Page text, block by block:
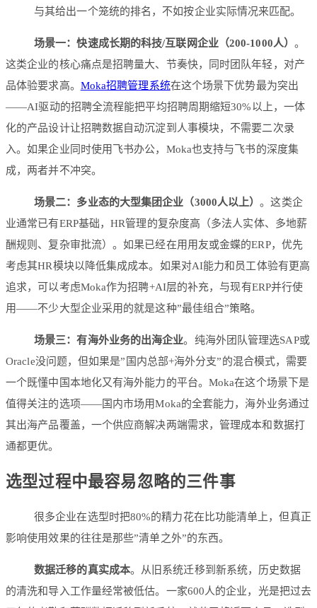
与其给出一个笼统的排名，不如按企业实际情况来匹配。
场景一：快速成长期的科技/互联网企业（200-1000人） 。
这类企业的核心痛点是招聘量大、节奏快，同时团队年轻，对产
品体验要求高。 Moka招聘管理系统在这个场景下优势最为突出
——AI驱动的招聘全流程能把平均招聘周期缩短30%以上，一体
化的产品设计让招聘数据自动沉淀到人事模块，不需要二次录
入。如果企业同时使用飞书办公，Moka也支持与飞书的深度集
成，两者并不冲突。
场景二：多业态的大型集团企业（3000人以上）。这类企
业通常已有ERP基础，HR管理的复杂度高（多法人实体、多地薪
酬规则、复杂审批流）。如果已经在用用友或金蝶的ERP，优先
考虑其HR模块以降低集成成本。如果对AI能力和员工体验有更高
追求，可以考虑Moka作为招聘+AI层的补充，与现有ERP并行使
用——不少大型企业采用的就是这种”最佳组合”策略。
场景三：有海外业务的出海企业。纯海外团队管理选SAP或
Oracle没问题，但如果是”国内总部+海外分支”的混合模式，需要
一个既懂中国本地化又有海外能力的平台。Moka在这个场景下是
值得关注的选项——国内市场用Moka的全套能力，海外业务通过
其出海产品覆盖，一个供应商解决两端需求，管理成本和数据打
通都更优。
选型过程中最容易忽略的三件事
很多企业在选型时把80%的精力花在比功能清单上，但真正
影响使用效果的往往是那些”清单之外”的东西。
数据迁移的真实成本。从旧系统迁移到新系统，历史数据
的清洗和导入工作量经常被低估。一家600人的企业，光是把过去